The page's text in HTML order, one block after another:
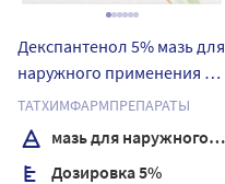
Декспантенол 5% мазь для
наружного применения 30
гр
ТАТХИМФАРМПРЕПАРАТЫ
мазь для наружного применения
Дозировка 5%